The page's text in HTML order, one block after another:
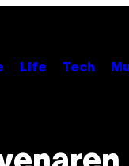
Life Tech